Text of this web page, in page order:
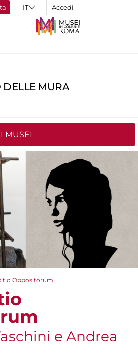
Accedi
DELLE MURA
MUSEI
Oppositorum
e Andrea